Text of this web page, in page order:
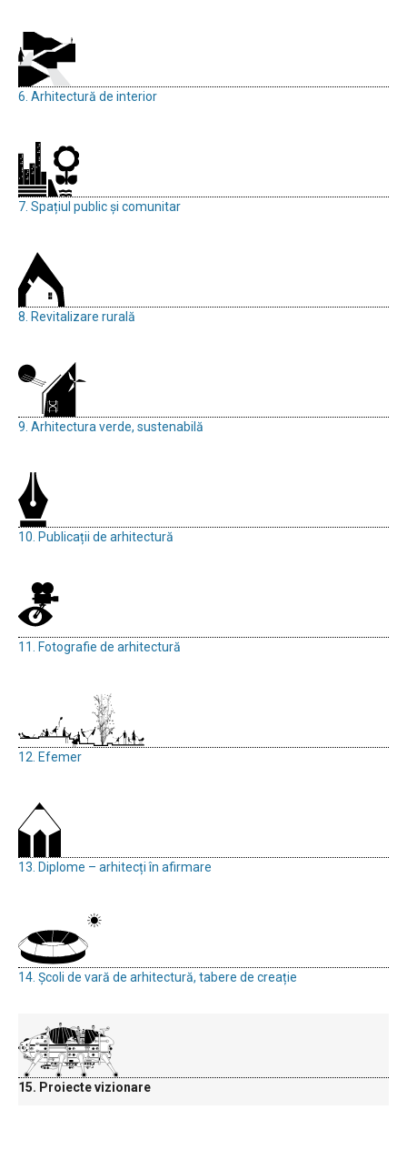
6. Arhitectură de interior
7. Spațiul public și comunitar
8. Revitalizare rurală
9. Arhitectura verde, sustenabilă
10. Publicații de arhitectură
11. Fotografie de arhitectură
12. Efemer
13. Diplome – arhitecți în afirmare
14. Școli de vară de arhitectură, tabere de creație
15. Proiecte vizionare